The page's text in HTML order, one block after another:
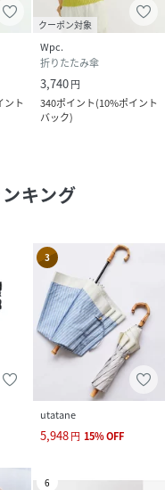
ント
クーポン対象
Wpc.
折りたたみ傘
3,740円
340ポイント(10%ポイント
バック)
キング
3
utatane
5,948円 15%OFF
6